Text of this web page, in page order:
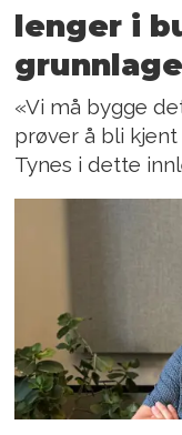
lenger i
«Vi må bygge
prøver å bli
Tynes i dette